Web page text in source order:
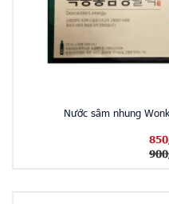
Nước sâm nhung